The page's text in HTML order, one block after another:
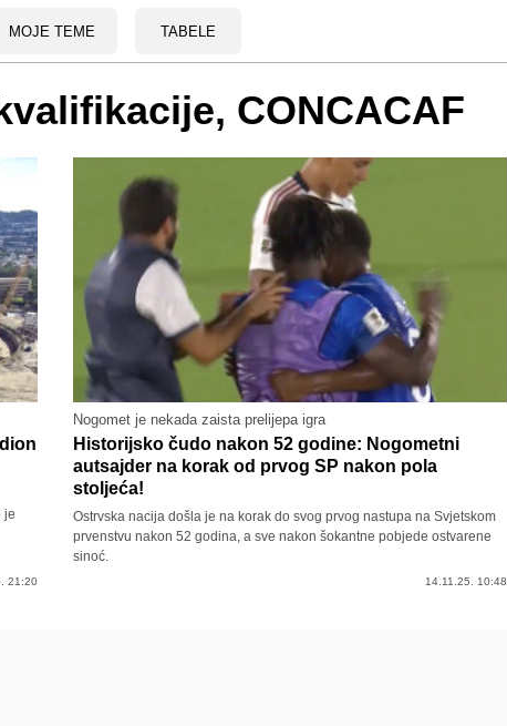
MOJE TEME TABELE
CONCACAF
je
21:20
Nogomet je nekada zaista prelijepa igra
Historijsko čudo nakon 52 godine: Nogometni
autsajder na korak od prvog SP nakon pola
stoljeća!
Ostrvska nacija došla je na korak do svog prvog nastupa na Svjetskom
prvenstvu nakon 52 godina, a sve nakon šokantne pobjede ostvarene
sinoć.
14.11.25. 10:48